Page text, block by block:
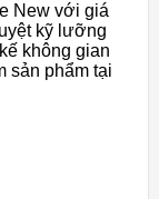
New với giá
kỹ lưỡng
không gian
sản phẩm tại